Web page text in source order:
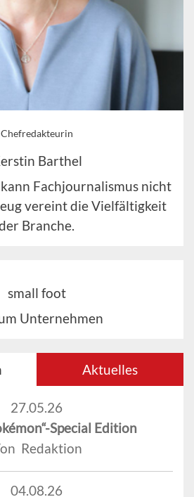
Chefredakteurin
Barthel
Fachjournalismus nicht
vereint die Vielfältigkeit
Branche.
small foot
Unternehmen
Aktuelles
27.05.26
Special Edition
Redaktion
04.08.26